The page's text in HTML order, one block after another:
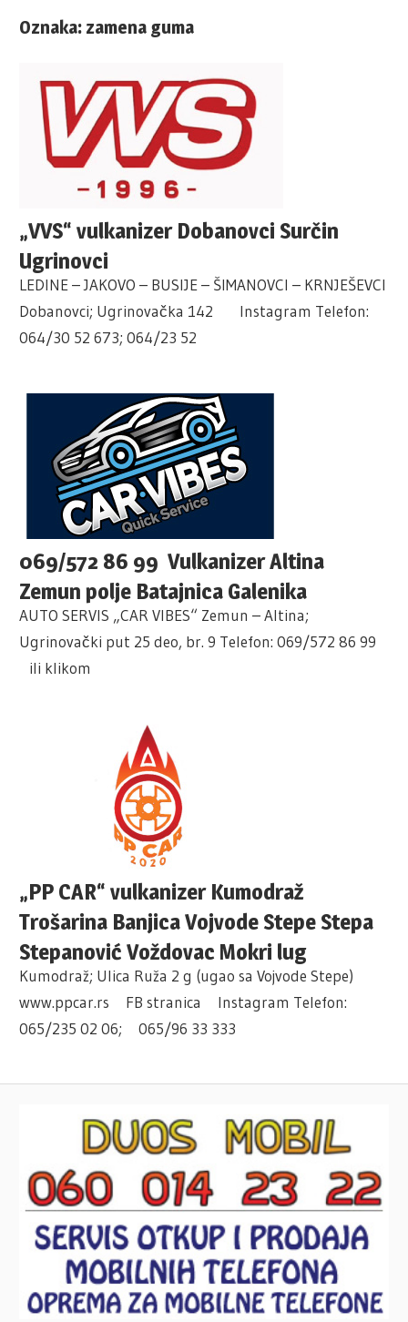
Oznaka: zamena guma
„VVS“ vulkanizer Dobanovci Surčin
Ugrinovci
LEDINE – JAKOVO – BUSIJE – ŠIMANOVCI – KRNJEŠEVCI
Dobanovci; Ugrinovačka 142 Instagram Telefon:
064/30 52 673; 064/23 52
069/572 86 99 Vulkanizer Altina
Zemun polje Batajnica Galenika
AUTO SERVIS „CAR VIBES“ Zemun – Altina;
Ugrinovački put 25 deo, br. 9 Telefon: 069/572 86 99
ili klikom
„PP CAR“ vulkanizer Kumodraž
Trošarina Banjica Vojvode Stepe Stepa
Stepanović Voždovac Mokri lug
Kumodraž; Ulica Ruža 2 g (ugao sa Vojvode Stepe)
www.ppcar.rs FB stranica Instagram Telefon:
065/235 02 06; 065/96 33 333